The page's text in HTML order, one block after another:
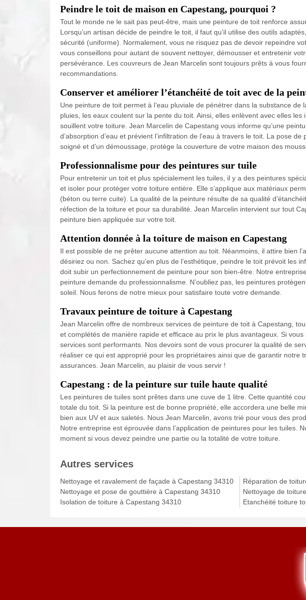
Peindre le toit de maison en Capestang, pourquoi ?
Tout le monde ne le sait pas peut-être, mais une peinture de toit renforce
Lorsqu’un artisan décide de peindre le toit, il faut qu’il utilise des outils
sécurité (uniforme). Normalement, vous ne risquez pas de devoir repeindre
vous conseillons pour autant de souvent nettoyer, démousser et entretenir
persévérance. Les couvreurs de Jean Marcelin sont toujours prêts à vous
recommandations.
Conserver et améliorer l’étanchéité de toit avec de la
Une peinture de toit permet à l’eau pluviale de pénétrer dans la substance de
pluies, les eaux coulent sur la pente du toit. Ainsi, elles enlèvent avec elles
souillent votre toiture. Jean Marcelin de Capestang vous informe qu’une
d’absorption d’eau et prévient l’infiltration de l’eau à travers le toit. La pose
soigné et d’un démoussage, protège la couverture de votre maison des
Professionnalisme pour des peintures sur tuile
Pour entretenir un toit et plus spécialement les tuiles, il y a des peintures
et isoler pour protéger votre toiture entière. Elle s’applique aux matériaux
(béton ou terre cuite). La qualité de la peinture résulte de sa qualité
réfection de la toiture et pour sa durabilité. Jean Marcelin intervient sur tout
peinture bien appliquée sur votre toit.
Attention donnée à la toiture de maison en Capestang
Il est possible de ne prêter aucune attention au toit. Néanmoins, il attire bien
désiriez ou non. Sachez qu’en plus de l’esthétique, peindre le toit prévoit les
doit subir un perfectionnement de peinture pour son bien-être. Notre
peinture demande du professionnalisme. N’oubliez pas, les peintures
soleil. Nous ferons de notre mieux pour satisfaire toute votre demande.
Travaux peinture de toiture à Capestang
Jean Marcelin offre de nombreux services de peinture de toit à Capestang,
et complétés de manière rapide et efficace au prix le plus avantageux. Si
services sont performants. Nos devoirs sont de vous procurer la qualité de
réaliser ce qui est approprié pour les propriétaires ainsi que de garantir notre
assurances. Jean Marcelin, au plaisir de vous servir !
Capestang : de la peinture sur tuile haute qualité
Les peintures de tuiles sont prêtes dans une cuve de 1 litre. Cette quantité
totale du toit. Si la peinture est de bonne propriété, elle accordera une belle
bien aux UV et aux saletés. Nous Jean Marcelin, avons trié pour vous des
Notre entreprise est éprouvée dans l’application de peintures pour les tuiles.
moment si vous devez peindre une partie ou la totalité de votre toiture.
Autres services
Nettoyage et ravalement de façade à Capestang 34310
Nettoyage et pose de gouttière à Capestang 34310
Isolation de toiture à Capestang 34310
Réparation de
Nettoyage de
Etanchéité toiture